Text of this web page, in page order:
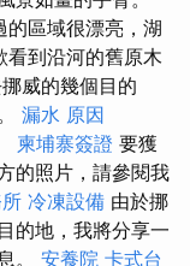
的區域很漂亮，湖
看到沿河的舊原木
威的幾個目的
漏水 原因
柬埔寨簽證 要獲
的照片，請參閱我
冷凍設備 由於挪
的地，我將分享一
。 安養院 卡式台